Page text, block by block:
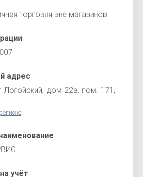
торговля вне магазинов
адрес
Логойский, дом 22а, пом. 171,
учёт